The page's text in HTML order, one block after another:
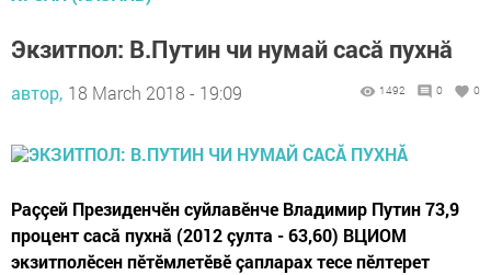
Экзитпол: В.Путин чи нумай сасă пухнă
автор, 18 March 2018 - 19:09 1492 0 0
Раççей Президенчӗн суйлавӗнче Владимир Путин 73,9
процент сасă пухнă (2012 çулта - 63,60) ВЦИОМ
экзитполӗсен пӗтӗмлетӗвӗ çапларах тесе пӗлтерет